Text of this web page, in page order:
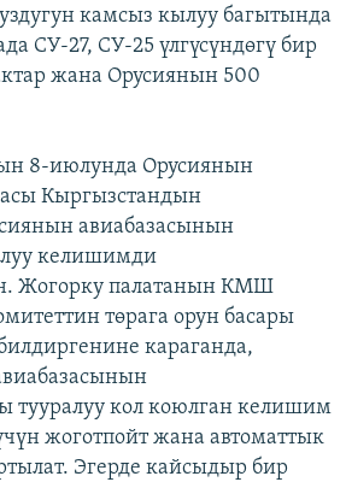
камсыз кылуу багытында
СУ-27, СУ-25 үлгүсүндөгү бир
жана Орусиянын 500
8-июлунда Орусиянын
Кыргызстандын
авиабазасынын
келишимди
Жогорку палатанын КМШ
төрага орун басары
караганда,
кол коюлган келишим
жоготпойт жана автоматтык
Эгерде кайсыдыр бир